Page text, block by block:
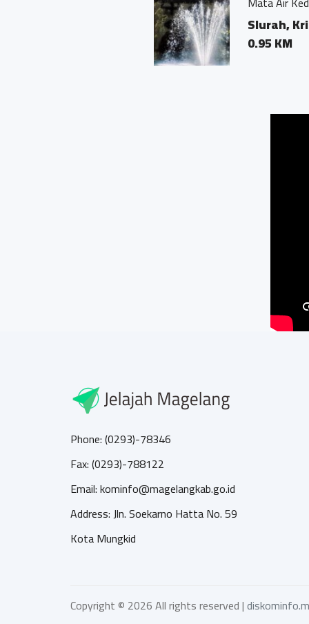
Slurah, Krincing,
0.95 KM
Phone: (0293)-78346
Fax: (0293)-788122
Email: kominfo@magelangkab.go.id
Address: Jln. Soekarno Hatta No. 59
Kota Mungkid
Copyright © 2026 All rights reserved |